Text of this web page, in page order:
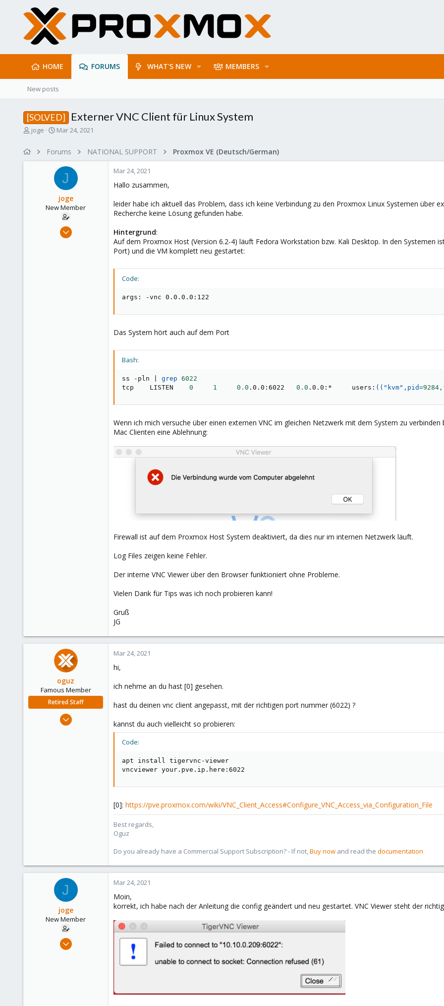
HOME FORUMS WHAT'S NEW MEMBERS
New posts
[SOLVED] Externer VNC Client für Linux System
T
joge
S
r
d
a
e
Mar 24, 2021
Forums NATIONAL SUPPORT Proxmox VE (Deutsch/German)
J
joge
New Member
Dec 7, 2020
Mar 24, 2021
Hallo zusammen,
leider habe ich aktuell das Problem, dass ich keine Verbindung zu den Proxmox Linux Systemen über
Recherche keine Lösung gefunden habe.
Hintergrund:
Auf dem Proxmox Host (Version 6.2-4) läuft Fedora Workstation bzw. Kali Desktop. In den Systemen
Port) und die VM komplett neu gestartet:
Code:
args: -vnc 0.0.0.0:122
Das System hört auch auf dem Port
Bash:
ss -pln grep 6022
tcp    LISTEN 0 1 0.0 .0.0:6022 0.0 .0.0:*     users: (( "kvm" , pid=9284 ,
Wenn ich mich versuche über einen externen VNC im gleichen Netzwerk mit dem System zu
Mac Clienten eine Ablehnung:
Firewall ist auf dem Proxmox Host System deaktiviert, da dies nur im internen Netzwerk läuft.
Log Files zeigen keine Fehler.
Der interne VNC Viewer über den Browser funktioniert ohne Probleme.
Vielen Dank für Tips was ich noch probieren kann!
Gruß
JG
oguz
Famous Member
Retired Staff
Nov 19, 2018
Mar 24, 2021
hi,
ich nehme an du hast [0] gesehen.
hast du deinen vnc client angepasst, mit der richtigen port nummer (6022) ?
kannst du auch vielleicht so probieren:
Code:
apt install tigervnc-viewer
vncviewer your.pve.ip.here:6022
[0]: https://pve.proxmox.com/wiki/VNC_Client_Access#Configure_VNC_Access_via_Configuration_File
Best regards,
Oguz
Do you already have a Commercial Support Subscription? - If not,Buy now and read the documentation
J
joge
New Member
Dec 7, 2020
Mar 24, 2021
Moin,
korrekt, ich habe nach der Anleitung die config geändert und neu gestartet. VNC Viewer steht der